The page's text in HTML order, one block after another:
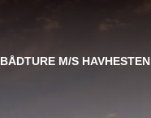
BÅDTURE M/S HAVHESTEN